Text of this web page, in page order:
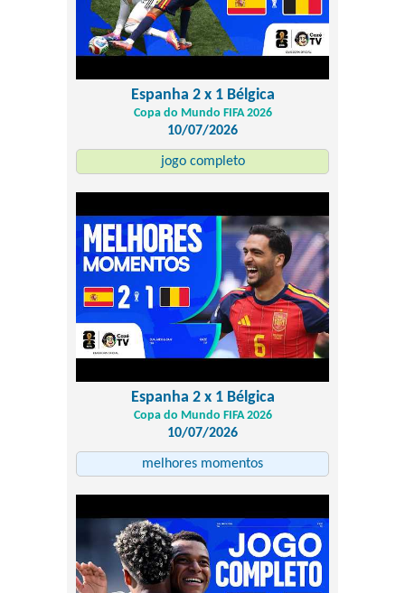
Espanha 2 x 1 Bélgica
Copa do Mundo FIFA 2026
10/07/2026
jogo completo
Espanha 2 x 1 Bélgica
Copa do Mundo FIFA 2026
10/07/2026
melhores momentos